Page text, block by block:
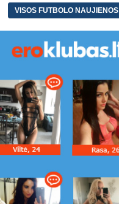
klube
VISOS FUTBOLO NAUJIENOS